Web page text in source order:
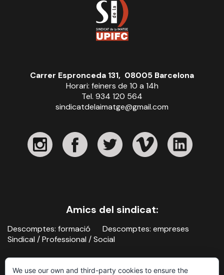
Carrer Espronceda 131, 08005 Barcelona
Horari: feiners de 10 a 14h
Tel. 934 120 564
sindicatdelaimatge@gmail.com
Amics del sindicat:
Descomptes: formació
Descomptes: empreses
Sindical / Professional / Social
We use our own and third-party cookies to ensure the